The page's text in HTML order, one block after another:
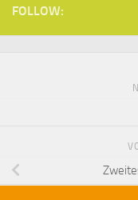
FOLLOW: